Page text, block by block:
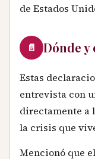
de Estados
📄 Dónde y
Estas
entrevista con
directamente a
la crisis que
Mencionó que